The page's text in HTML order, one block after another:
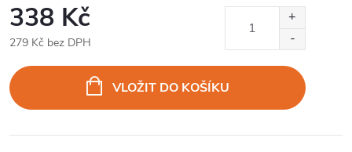
338 Kč
279 Kč bez DPH
cena:
VLOŽIT DO KOŠÍKU